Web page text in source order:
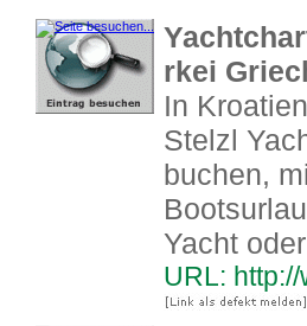
rkei
In
Stelzl
buchen,
Yacht
URL: